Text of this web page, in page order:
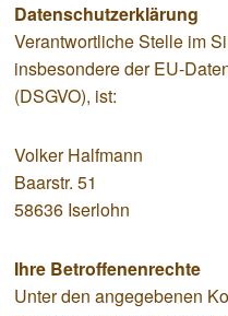
Datenschutzerklärung
Verantwortliche Stelle im
insbesondere der EU-
(DSGVO), ist:
Volker Halfmann
Baarstr. 51
58636 Iserlohn
Ihre Betroffenenrechte
Unter den angegebenen